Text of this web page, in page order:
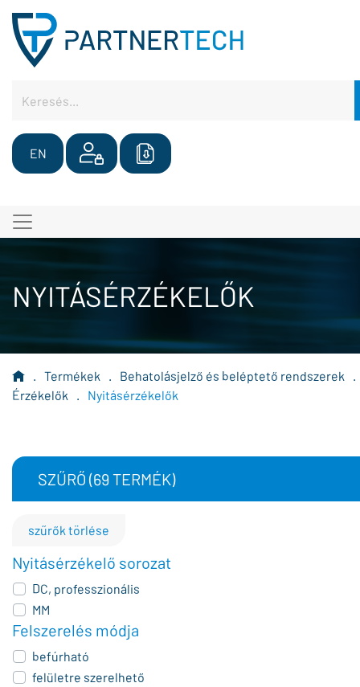
EN
NYITÁSÉRZÉKELŐK
. Termékek . Behatolásjelző és beléptető rendszerek
.
Érzékelők
. Nyitásérzékelők
SZŰRŐ (69TERMÉK)
szűrők törlése
Nyitásérzékelő sorozat
DC, professzionális
MM
Felszerelés módja
befúrható
felületre szerelhető